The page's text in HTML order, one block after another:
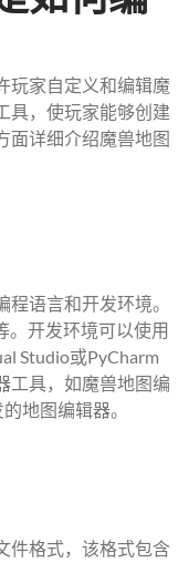
玩家自定义和编辑魔
具，使玩家能够创建
面详细介绍魔兽地图
语言和开发环境。
。开发环境可以使用
Studio或PyCharm
工具，如魔兽地图编
地图编辑器。
件格式，该格式包含